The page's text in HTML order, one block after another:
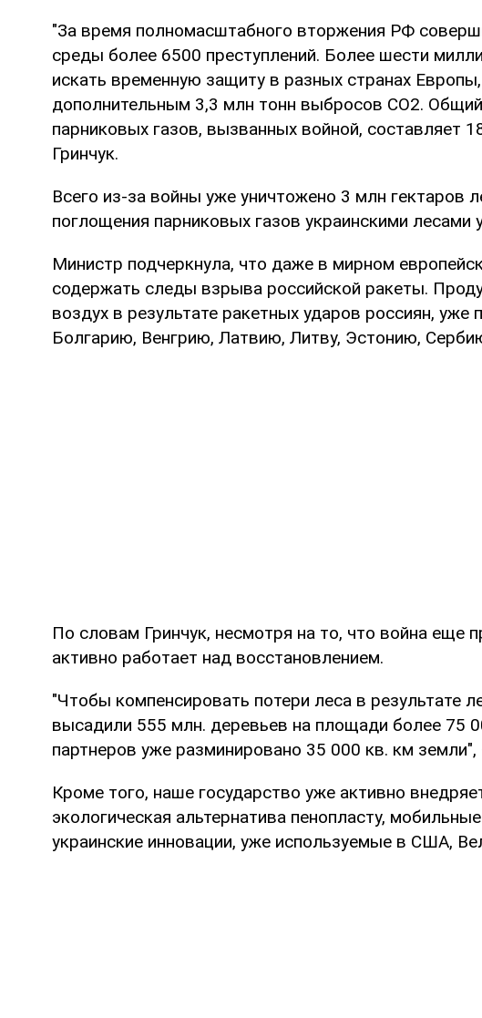
"За время полномасштабного вторжения РФ
среды более 6500 преступлений. Более шести
искать временную защиту в разных странах
дополнительным 3,3 млн тонн выбросов СО2.
парниковых газов, вызванных войной, составляет
Гринчук.
Всего из-за войны уже уничтожено 3 млн гектаров
поглощения парниковых газов украинскими лесами
Министр подчеркнула, что даже в мирном
содержать следы взрыва российской ракеты.
воздух в результате ракетных ударов россиян,
Болгарию, Венгрию, Латвию, Литву, Эстонию,
По словам Гринчук, несмотря на то, что война еще
активно работает над восстановлением.
"Чтобы компенсировать потери леса в результате
высадили 555 млн. деревьев на площади более 75
партнеров уже разминировано 35 000 кв. км
Кроме того, наше государство уже активно
экологическая альтернатива пенопласту,
украинские инновации, уже используемые в США,